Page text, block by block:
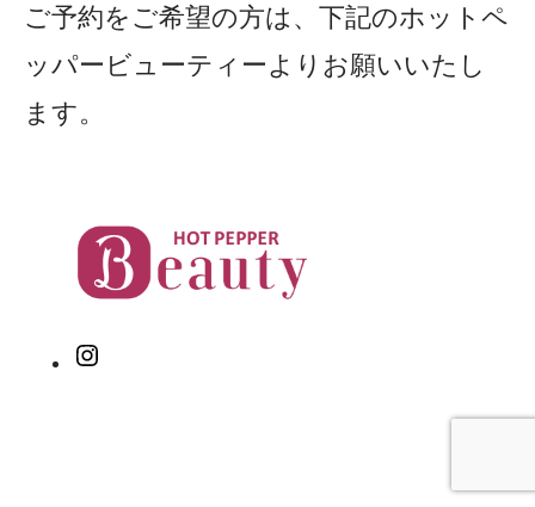
ご予約をご希望の方は、下記のホットペ
ッパービューティーよりお願いいたし
ます。